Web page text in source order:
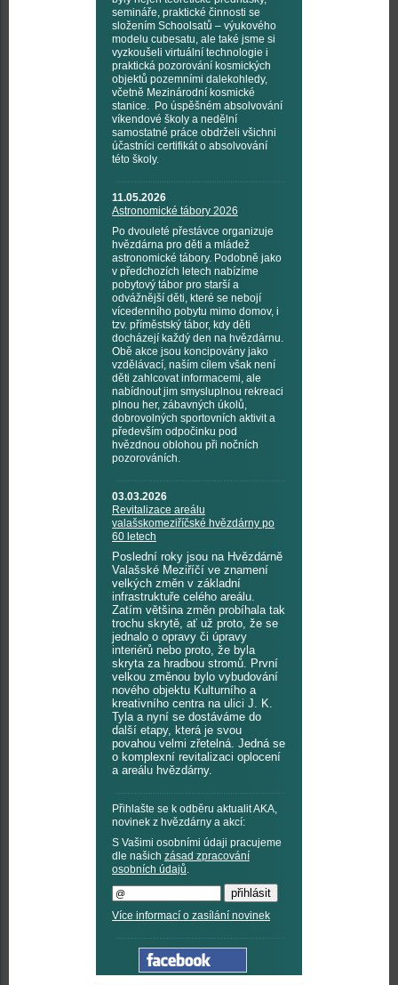
semináře, praktické činnosti se
složením Schoolsatů – výukového
modelu cubesatu, ale také jsme si
vyzkoušeli virtuální technologie i
praktická pozorování kosmických
objektů pozemními dalekohledy,
včetně Mezinárodní kosmické
stanice. Po úspěšném absolvování
víkendové školy a nedělní
samostatné práce obdrželi všichni
účastníci certifikát o absolvování
této školy.
11.05.2026
Astronomické tábory 2026
Po dvouleté přestávce organizuje
hvězdárna pro děti a mládež
astronomické tábory. Podobně jako
v předchozích letech nabízíme
pobytový tábor pro starší a
odvážnější děti, které se nebojí
vícedenního pobytu mimo domov, i
tzv. příměstský tábor, kdy děti
docházejí každý den na hvězdárnu.
Obě akce jsou koncipovány jako
vzdělávací, naším cílem však není
děti zahlcovat informacemi, ale
nabídnout jim smysluplnou rekreaci
plnou her, zábavných úkolů,
dobrovolných sportovních aktivit a
především odpočinku pod
hvězdnou oblohou při nočních
pozorováních.
03.03.2026
Revitalizace areálu
valašskomeziříčské hvězdárny po
60 letech
Poslední roky jsou na Hvězdárně
Valašské Meziříčí ve znamení
velkých změn v základní
infrastruktuře celého areálu.
Zatím většina změn probíhala tak
trochu skrytě, ať už proto, že se
jednalo o opravy či úpravy
interiérů nebo proto, že byla
skryta za hradbou stromů. První
velkou změnou bylo vybudování
nového objektu Kulturního a
kreativního centra na ulici J. K.
Tyla a nyní se dostáváme do
další etapy, která je svou
povahou velmi zřetelná. Jedná se
o komplexní revitalizaci oplocení
a areálu hvězdárny.
Přihlašte se k odběru aktualit AKA,
novinek z hvězdárny a akcí:
S Vašimi osobními údaji pracujeme
dle našich zásad zpracování
osobních údajů.
Více informací o zasílání novinek